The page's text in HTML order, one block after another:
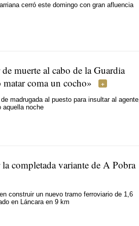
cerró este domingo con gran afluencia
muerte al cabo de la Guardia
coma un cocho»
madrugada al puesto para insultar al agente,
aquella noche
completada variante de A Pobra
construir un nuevo tramo ferroviario de 1,6
en Láncara en 9 km